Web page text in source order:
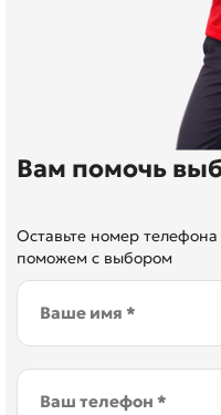
Вам помочь
Оставьте номер
поможем с выбором